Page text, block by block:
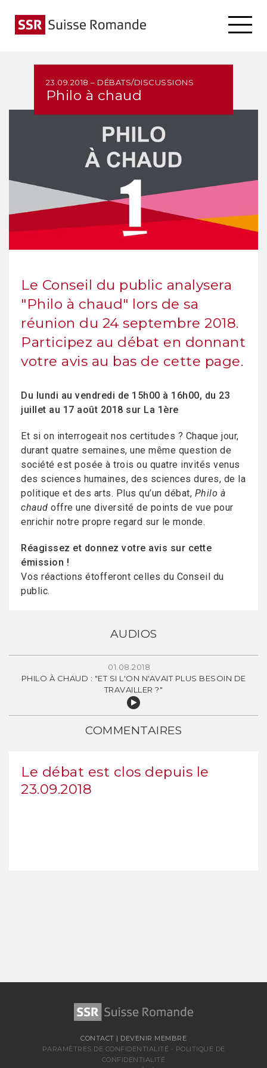
23.09.2018 – DÉBATS/DISCUSSIONS
Philo à chaud
Le Conseil du public analysera
"Philo à chaud" lors de sa
réunion du 24 septembre 2018.
Participez au débat en donnant
votre avis au bas de cette page.
Du lundi au vendredi de 15h00 à 16h00, du 23
juillet au 17 août 2018 sur La 1ère
Et si on interrogeait nos certitudes ? Chaque jour,
durant quatre semaines, une même question de
société est posée à trois ou quatre invités venus
des sciences humaines, des sciences dures, de la
politique et des arts. Plus qu’un débat, Philo à
chaud offre une diversité de points de vue pour
enrichir notre propre regard sur le monde.
Réagissez et donnez votre avis sur cette
émission !
Vos réactions étofferont celles du Conseil du
public.
AUDIOS
01.08.2018
PHILO À CHAUD : "ET SI L'ON N'AVAIT PLUS BESOIN DE
TRAVAILLER ?"
COMMENTAIRES
Le débat est clos depuis le
23.09.2018
CONTACT | DEVENIR MEMBRE
PARAMÈTRES DE CONFIDENTIALITÉ - POLITIQUE DE
CONFIDENTIALITÉ